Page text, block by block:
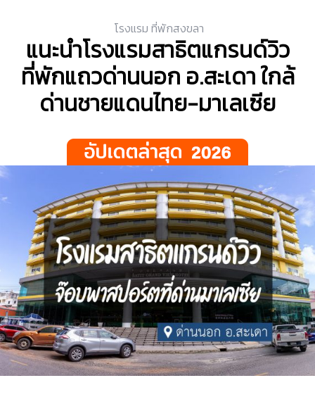
โรงแรม ที่พักสงขลา
แนะนำโรงแรมสาธิตแกรนด์วิว
ที่พักแถวด่านนอก อ.สะเดา ใกล้
ด่านชายแดนไทย-มาเลเซีย